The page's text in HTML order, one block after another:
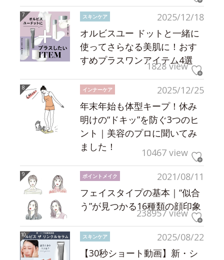
2025/12/18
スキンケア
オルビスユー ドットと一緒に
使ってさらなる美肌に！おす
すめプラスワンアイテム4選
1828 view
2025/12/25
インナーケア
年末年始も体型キープ！休み
明けの“ドキッ”を防ぐ3つのヒ
ント｜美容のプロに聞いてみ
ました！
10467 view
2021/08/11
ポイントメイク
フェイスタイプの基本｜“似合
う”が見つかる16種類の顔印象
238957 view
2025/08/22
スキンケア
【30秒ショート動画】新・シ